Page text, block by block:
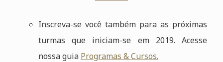
Inscreva-se você também para as próximas
turmas que iniciam-se em 2019. Acesse
nossa guia Programas & Cursos.